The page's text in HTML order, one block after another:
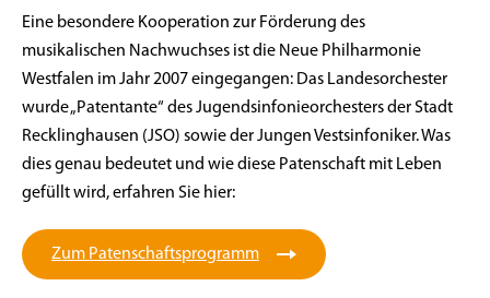
Eine besondere Kooperation zur Förderung des
musikalischen Nachwuchses ist die Neue Philharmonie
Westfalen im Jahr 2007 eingegangen: Das Landesorchester
wurde „Patentante“ des Jugendsinfonieorchesters der Stadt
Recklinghausen (JSO) sowie der Jungen Vestsinfoniker. Was
dies genau bedeutet und wie diese Patenschaft mit Leben
gefüllt wird, erfahren Sie hier:
Zum Patenschaftsprogramm